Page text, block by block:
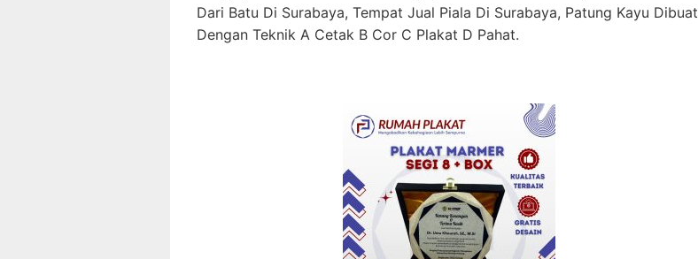
Dari Batu Di Surabaya, Tempat Jual Piala Di Surabaya, Patung Kayu Dibuat
Dengan Teknik A Cetak B Cor C Plakat D Pahat.